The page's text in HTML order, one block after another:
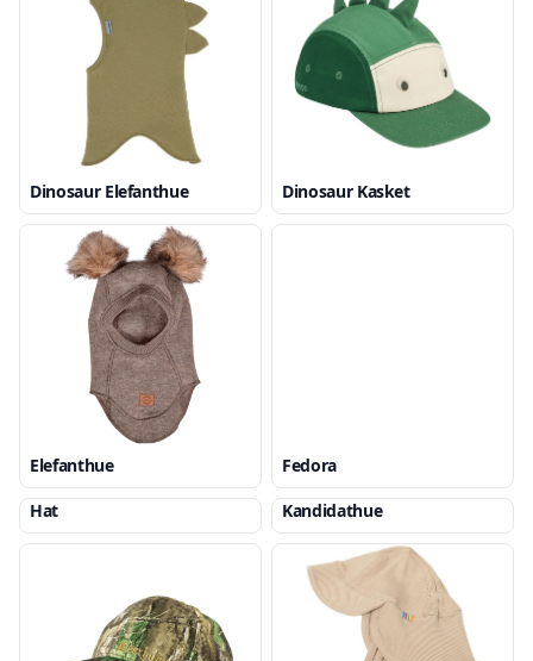
Dinosaur Elefanthue Dinosaur Kasket
Elefanthue
Fedora
Hat
Kandidathue